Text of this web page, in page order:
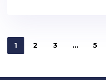
1 2 3 … 5